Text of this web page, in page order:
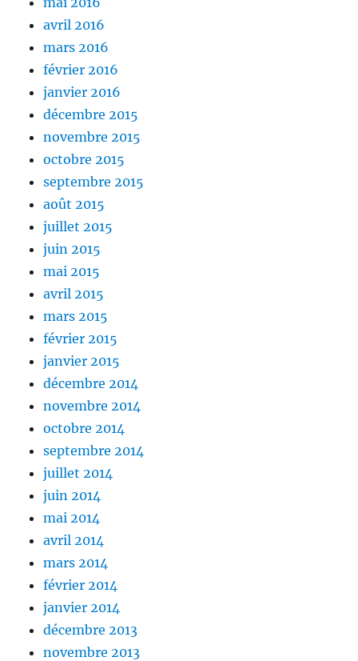
avril 2016
mars 2016
février 2016
janvier 2016
décembre 2015
novembre 2015
octobre 2015
septembre 2015
août 2015
juillet 2015
juin 2015
mai 2015
avril 2015
mars 2015
février 2015
janvier 2015
décembre 2014
novembre 2014
octobre 2014
septembre 2014
juillet 2014
juin 2014
mai 2014
avril 2014
mars 2014
février 2014
janvier 2014
décembre 2013
novembre 2013